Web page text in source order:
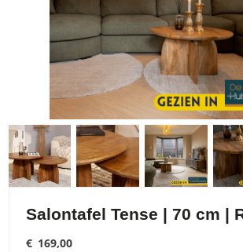
Salontafel Tense | 70 cm |
€ 169,00